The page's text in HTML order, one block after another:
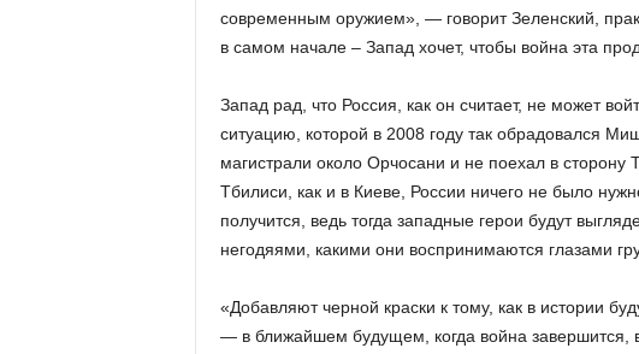
современным оружием», — говорит Зеленский,
в самом начале – Запад хочет, чтобы война эта
Запад рад, что Россия, как он считает, не может
ситуацию, которой в 2008 году так обрадовался
магистрали около Орчосани и не поехал в сторону
Тбилиси, как и в Киеве, России ничего не было
получится, ведь тогда западные герои будут
негодяями, какими они воспринимаются глазами
«Добавляют черной краски к тому, как в истории
— в ближайшем будущем, когда война завершится,